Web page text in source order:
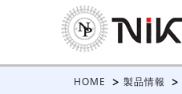
HOME 製品情報